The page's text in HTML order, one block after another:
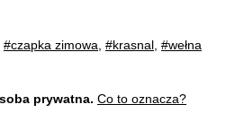
#czapka zimowa #krasnal #wełna
prywatna. Co to oznacza?